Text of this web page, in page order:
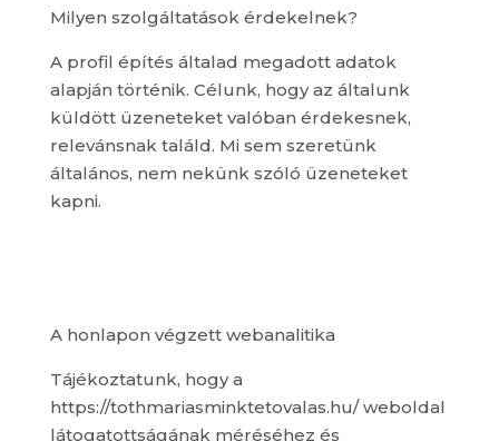
Milyen szolgáltatások érdekelnek?
A profil építés általad megadott adatok
alapján történik. Célunk, hogy az általunk
küldött üzeneteket valóban érdekesnek,
relevánsnak találd. Mi sem szeretünk
általános, nem nekünk szóló üzeneteket
kapni.
A honlapon végzett webanalitika
Tájékoztatunk, hogy a
https://tothmariasminktetovalas.hu/ weboldal
látogatottságának méréséhez és